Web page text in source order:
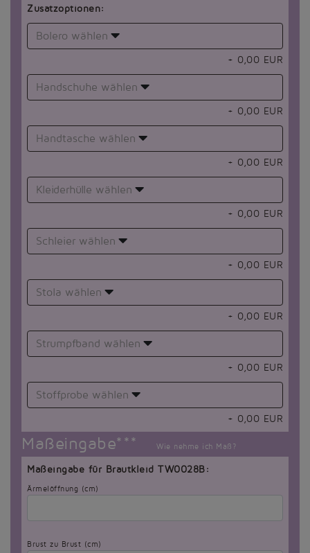
Zusatzoptionen:
Bolero wählen
+ 0,00 EUR
Handschuhe wählen
+ 0,00 EUR
Handtasche wählen
+ 0,00 EUR
Kleiderhülle wählen
+ 0,00 EUR
Schleier wählen
+ 0,00 EUR
Stola wählen
+ 0,00 EUR
Strumpfband wählen
+ 0,00 EUR
Stoffprobe wählen
+ 0,00 EUR
Maßeingabe*** Wie nehme ich Maß?
Maßeingabe für Brautkleid TW0028B:
Ärmelöffnung (cm)
Brust zu Brust (cm)